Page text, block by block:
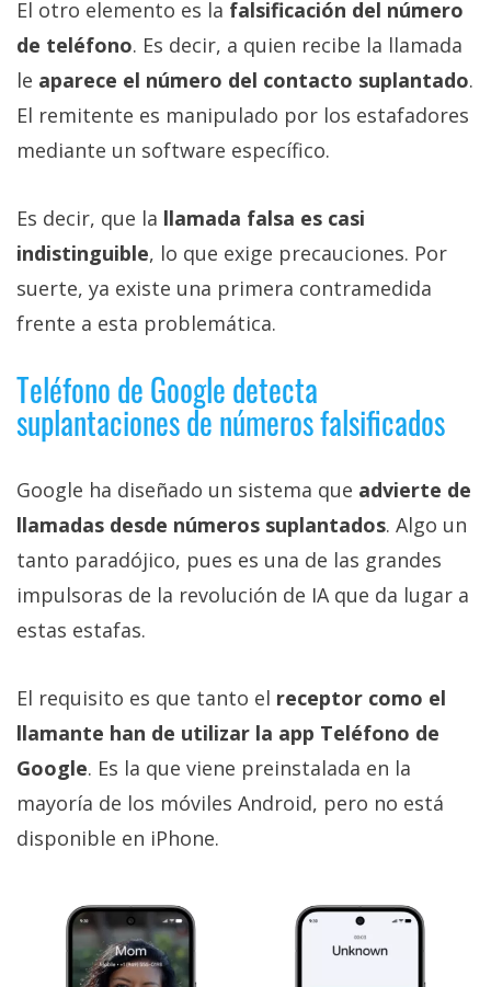
El otro elemento es la falsificación del número
de teléfono. Es decir, a quien recibe la llamada
le aparece el número del contacto suplantado.
El remitente es manipulado por los estafadores
mediante un software específico.
Es decir, que la llamada falsa es casi
indistinguible, lo que exige precauciones. Por
suerte, ya existe una primera contramedida
frente a esta problemática.
Teléfono de Google detecta
suplantaciones de números falsificados
Google ha diseñado un sistema que advierte de
llamadas desde números suplantados. Algo un
tanto paradójico, pues es una de las grandes
impulsoras de la revolución de IA que da lugar a
estas estafas.
El requisito es que tanto el receptor como el
llamante han de utilizar la app Teléfono de
Google. Es la que viene preinstalada en la
mayoría de los móviles Android, pero no está
disponible en iPhone.